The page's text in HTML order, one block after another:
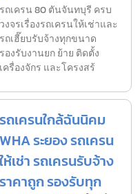
รถเครน 80 ตันจันทบุรี ครบ
วงจรเรื่องรถเครนให้เช่าและ
รถเฮี๊ยบรับจ้างทุกขนาด
รองรับงานยก ย้าย ติดตั้ง
เครื่องจักร และโครงสร้
รถเครนใกล้ฉันนิคม
WHA ระยอง รถเครน
ให้เช่า รถเครนรับจ้าง
ราคาถูก รองรับทุก